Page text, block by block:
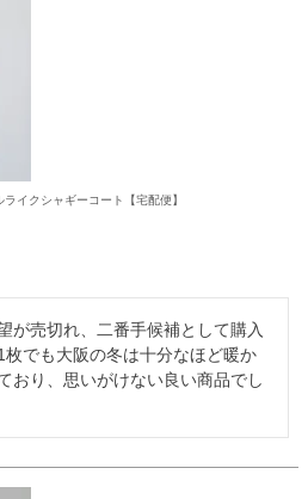
イクシャギーコート【宅配便】
が売切れ、二番手候補として購入
枚でも大阪の冬は十分なほど暖か
おり、思いがけない良い商品でし